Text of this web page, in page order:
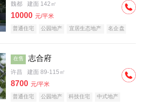
魏都 建面 142㎡
10000 元/平米
普通住宅 公园地产 宜居生态地产 名企盘
在售 志合府
许昌 建面 89-115㎡
8700 元/平米
普通住宅 公园地产 科技住宅
中式地产